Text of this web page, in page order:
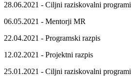
28.06.2021 - Ciljni raziskovalni programi
06.05.2021 - Mentorji MR
22.04.2021 - Programski razpis
12.02.2021 - Projektni razpis
25.01.2021 - Ciljni raziskovalni programi